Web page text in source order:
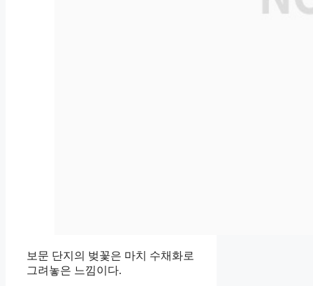
보문 단지의 벚꽃은 마치 수채화로
그려놓은 느낌이다.